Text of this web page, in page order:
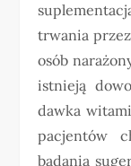
trwania
osób
istnieją
dawka
pacjentów
badania